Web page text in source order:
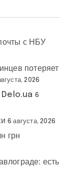
с НБУ
потеряет
2026
Delo.ua 6
6 августа, 2026
грн
есть